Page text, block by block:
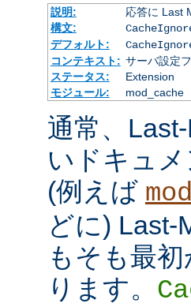
説明:
応答に Last
構文:
デフォルト:
コンテキスト: サーバ設定
ステータス:
Extension
モジュール:
mod_cache
通常、
いドキュ
(例えば
どに) Last-
もそも最
ります。